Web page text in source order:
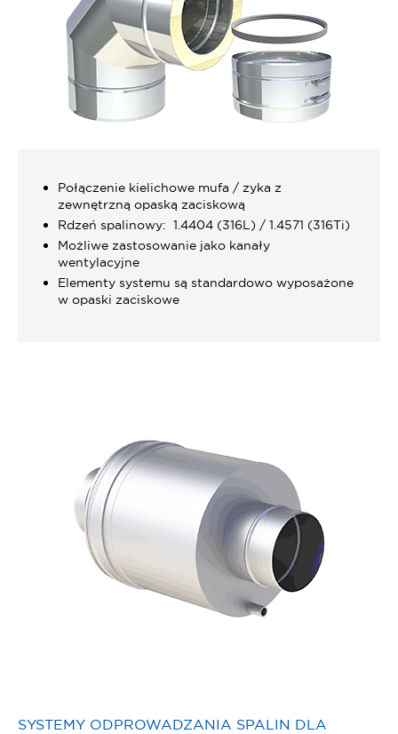
Połączenie kielichowe mufa / zyka z
zewnętrzną opaską zaciskową
Rdzeń spalinowy: 1.4404 (316L) / 1.4571 (316Ti)
Możliwe zastosowanie jako kanały
wentylacyjne
Elementy systemu są standardowo wyposażone
w opaski zaciskowe
SYSTEMY ODPROWADZANIA SPALIN DLA